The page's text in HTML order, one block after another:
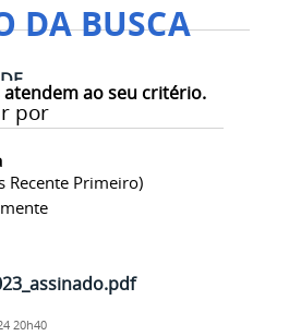
DA BUSCA
ao seu critério.
por
Recente Primeiro)
RIBEIRO
10h06
/Convites
20h40